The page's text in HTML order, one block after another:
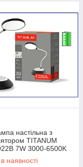
настільна з
TITANUM
7W 3000-6500K
наявності